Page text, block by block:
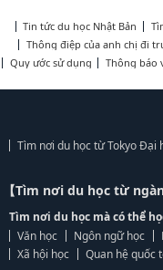
Tin tức du học Nhật Bản
Thông điệp của anh chị đi
Quy ước sử dụng
Thông báo
Tìm nơi du học từ Tokyo Đại
【Tìm nơi du học từ
Tìm nơi du học mà có thể
Văn học
Ngôn ngữ học
Xã hội học
Quan hệ quốc